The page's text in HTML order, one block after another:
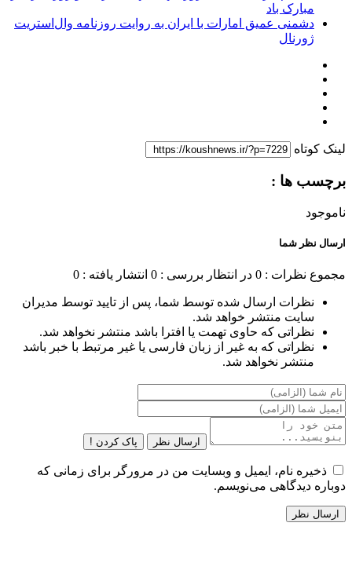
مبارک باد
دشمنی عمیق امارات با ایران به روایت روزنامه وال‌استریت
ژورنال
لینک کوتاه
برچسب ها :
ناموجود
ارسال نظر شما
مجموع نظرات : 0 در انتظار بررسی : 0 انتشار یافته : 0
نظرات ارسال شده توسط شما، پس از تایید توسط مدیران
سایت منتشر خواهد شد.
نظراتی که حاوی تهمت یا افترا باشد منتشر نخواهد شد.
نظراتی که به غیر از زبان فارسی یا غیر مرتبط با خبر باشد
منتشر نخواهد شد.
ارسال نظر پاک کردن !
ذخیره نام، ایمیل و وبسایت من در مرورگر برای زمانی که
دوباره دیدگاهی می‌نویسم.